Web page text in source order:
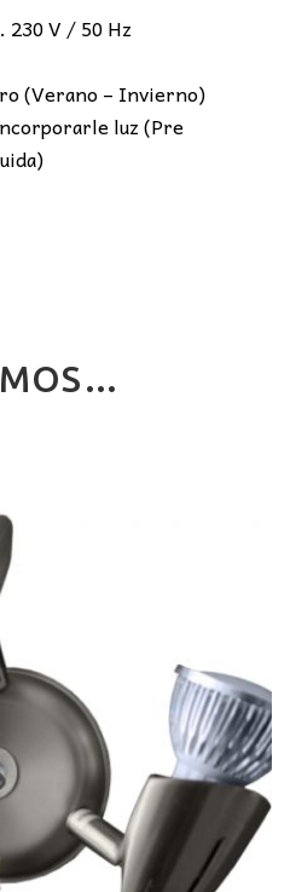
230 V / 50 Hz
(Verano – Invierno)
luz (Pre